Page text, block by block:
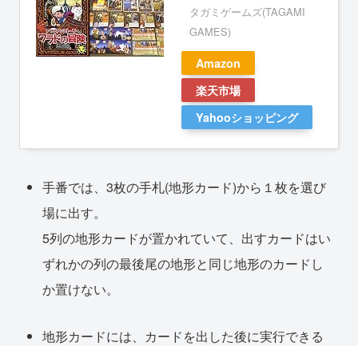
タガミゲームズ(TAGAMI
GAMES)
Amazon
楽天市場
Yahooショッピング
手番では、3枚の手札(地形カード)から１枚を選び
場に出す。
5列の地形カードが置かれていて、出すカードはい
ずれかの列の最後尾の地形と同じ地形のカードし
か置けない。
地形カードには、カードを出した後に実行できる